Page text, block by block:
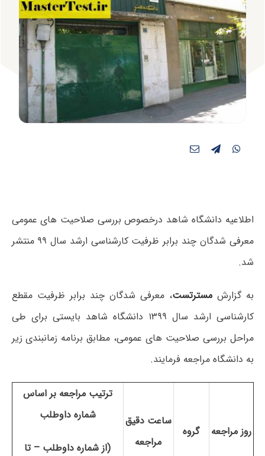
اطلاعیه دانشگاه شاهد درخصوص بررسی صلاحیت های عمومی
معرفی شدگان چند برابر ظرفیت کارشناسی ارشد سال ۹۹ منتشر
شد.
به گزارشمسترتست، معرفی شدگان چند برابر ظرفیت مقطع
کارشناسی ارشد سال ۱۳۹۹ دانشگاه شاهد بایستی برای طی
مراحل بررسی صلاحیت های عمومی، مطابق برنامه زمانبندی زیر
به دانشگاه مراجعه فرمایند.
روز مراجعه گروه
ساعت دقیق
مراجعه
ترتیب مراجعه بر اساس
شماره داوطلب
(از شماره داوطلب – تا